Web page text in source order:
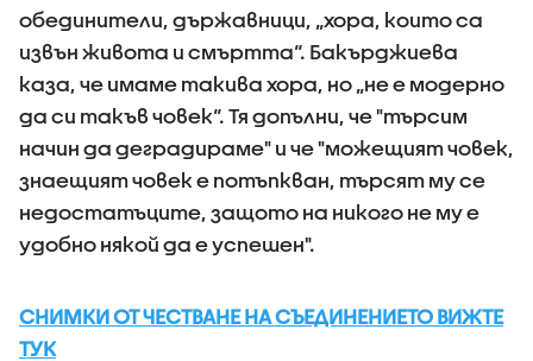
обединители, държавници, „хора, които са
извън живота и смъртта“. Бакърджиева
каза, че имаме такива хора, но „не е модерно
да си такъв човек“. Тя допълни, че "търсим
начин да деградираме" и че "можещият човек,
знаещият човек е потъпкван, търсят му се
недостатъците, защото на никого не му е
удобно някой да е успешен".
СНИМКИ ОТ ЧЕСТВАНЕ НА СЪЕДИНЕНИЕТО ВИЖТЕ
ТУК